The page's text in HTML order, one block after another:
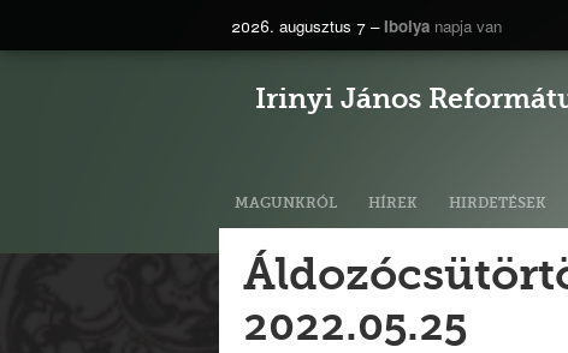
2026. augusztus 7 – Ibolya napja van
Irinyi János
MAGUNKRÓL HÍREK HIRDETÉSEK
2022.05.25